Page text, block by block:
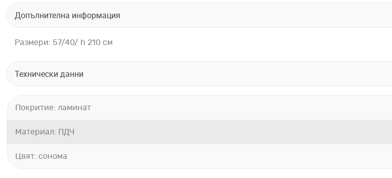
Допълнителна информация
Размери: 57/40/ h 210 см
Технически данни
Покритие: ламинат
Материал: ПДЧ
Цвят: сонома